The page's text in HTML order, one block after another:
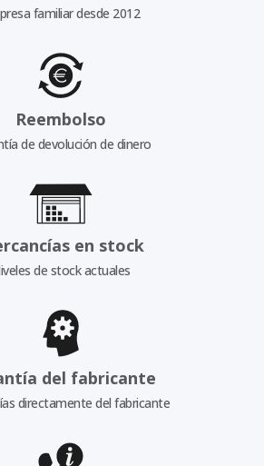
familiar desde 2012
Reembolso
de devolución de dinero
en stock
de stock actuales
del fabricante
directamente del fabricante